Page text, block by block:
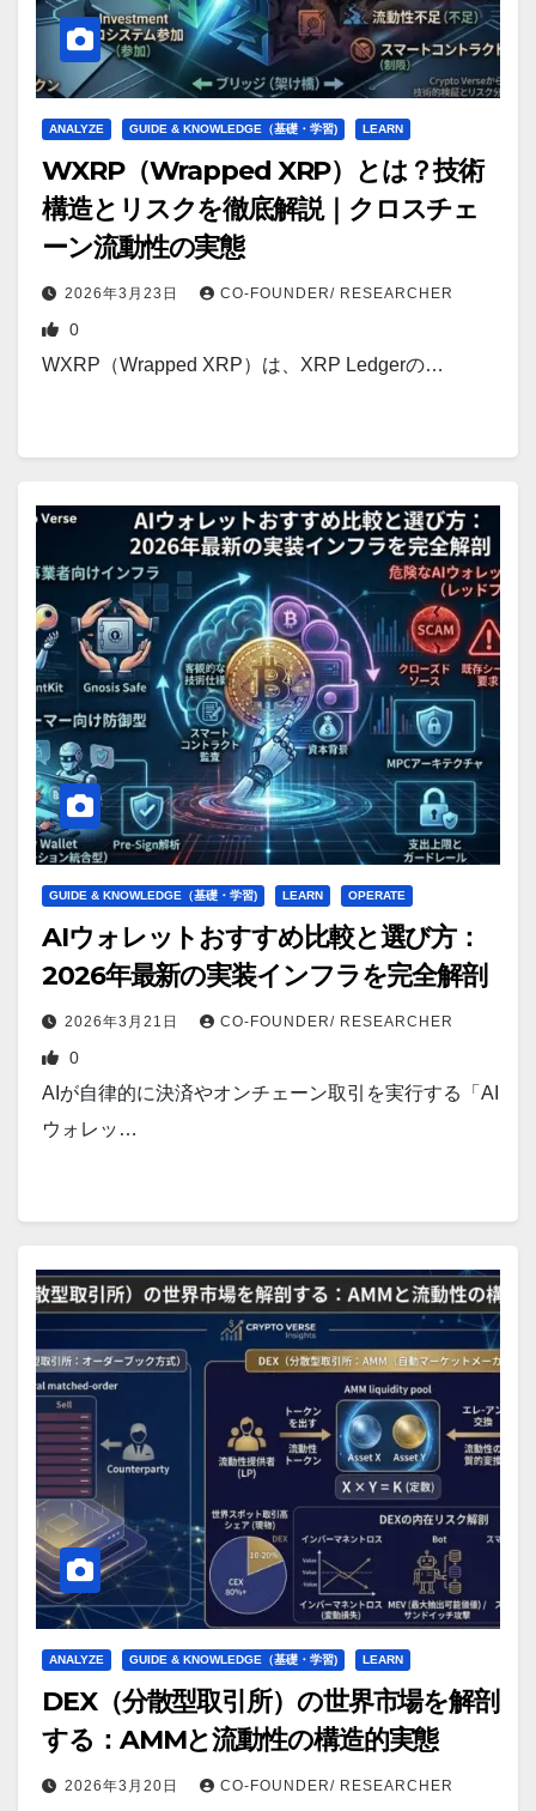
ANALYZE GUIDE & KNOWLEDGE（基礎・学習) LEARN
WXRP（Wrapped XRP）とは？技術
構造とリスクを徹底解説｜クロスチェ
ーン流動性の実態
2026年3月23日 CO-FOUNDER/ RESEARCHER
0
WXRP（Wrapped XRP）は、XRP Ledgerの…
GUIDE & KNOWLEDGE（基礎・学習) LEARN OPERATE
AIウォレットおすすめ比較と選び方：
2026年最新の実装インフラを完全解剖
2026年3月21日 CO-FOUNDER/ RESEARCHER
0
AIが自律的に決済やオンチェーン取引を実行する「AI
ウォレッ…
ANALYZE GUIDE & KNOWLEDGE（基礎・学習) LEARN
DEX（分散型取引所）の世界市場を解剖
する：AMMと流動性の構造的実態
2026年3月20日 CO-FOUNDER/ RESEARCHER